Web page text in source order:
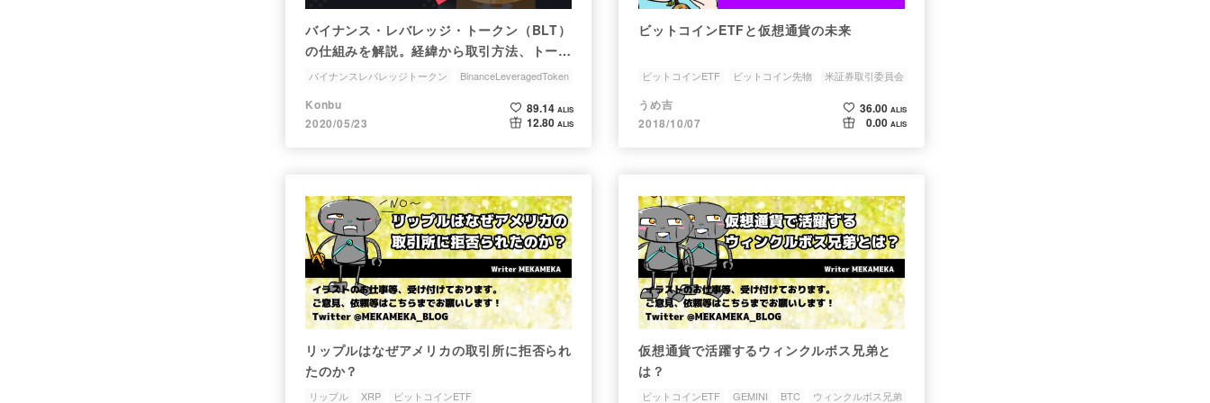
バイナンス・レバレッジ・トークン（BLT）
の仕組みを解説。経緯から取引方法、トーク
ンの特徴や種類まで
バイナンスレバレッジトークン
BinanceLeveragedToken
ビットコイン
Konbu
2020/05/23
89.14 ALIS
12.80 ALIS
ビットコインETFと仮想通貨の未来
ビットコインETF ビットコイン先物
米証券取引委員会
Bakkt
うめ吉
2018/10/07
36.00 ALIS
0.00 ALIS
リップルはなぜアメリカの取引所に拒否られ
たのか？
リップル XRP ビットコインETF
仮想通貨で活躍するウィンクルボス兄弟と
は？
ビットコインETF GEMINI BTC ウィンクルボス兄弟